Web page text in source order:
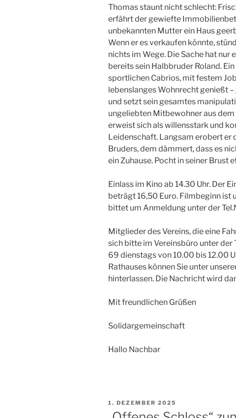
Thomas staunt nicht schlecht:
erfährt der gewiefte
unbekannten Mutter ein Haus
Wenn er es verkaufen könnte,
nichts im Wege. Die Sache hat nur
bereits sein Halbbruder Roland.
sportlichen Cabrios, mit festem
lebenslanges Wohnrecht genießt
und setzt sein gesamtes
ungeliebten Mitbewohner aus dem
erweist sich als willensstark und
Leidenschaft. Langsam erobert er
Bruders, dem dämmert, dass es
ein Zuhause. Pocht in seiner Brust
Einlass im Kino ab 14.30 Uhr. Der
beträgt 16,50 Euro. Filmbeginn ist
bittet um Anmeldung unter der
Mitglieder des Vereins, die eine
sich bitte im Vereinsbüro unter der
69 dienstags von 10.00 bis 12.00
Rathauses können Sie unter
hinterlassen. Die Nachricht wird
Mit freundlichen Grüßen
Solidargemeinschaft
Hallo Nachbar
VERÖFFENTLICHT
AM
1. DEZEMBER 2025